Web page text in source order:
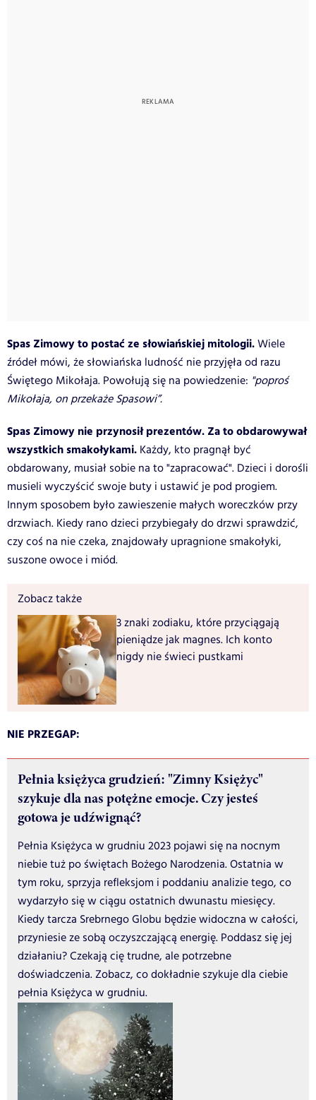
Spas Zimowy to postać ze słowiańskiej mitologii.Wiele
źródeł mówi, że słowiańska ludność nie przyjęła od razu
Świętego Mikołaja. Powołują się na powiedzenie: "poproś
Mikołaja, on przekaże Spasowi”.
Spas Zimowy nie przynosił prezentów. Za to obdarowywał
wszystkich smakołykami. Każdy, kto pragnął być
obdarowany, musiał sobie na to "zapracować". Dzieci i dorośli
musieli wyczyścić swoje buty i ustawić je pod progiem.
Innym sposobem było zawieszenie małych woreczków przy
drzwiach. Kiedy rano dzieci przybiegały do drzwi sprawdzić,
czy coś na nie czeka, znajdowały upragnione smakołyki,
suszone owoce i miód.
Zobacz także
3 znaki zodiaku, które przyciągają
pieniądze jak magnes. Ich konto
nigdy nie świeci pustkami
NIE PRZEGAP:
Pełnia księżyca grudzień: "Zimny Księżyc"
szykuje dla nas potężne emocje. Czy jesteś
gotowa je udźwignąć?
Pełnia Księżyca w grudniu 2023 pojawi się na nocnym
niebie tuż po świętach Bożego Narodzenia. Ostatnia w
tym roku, sprzyja refleksjom i poddaniu analizie tego, co
wydarzyło się w ciągu ostatnich dwunastu miesięcy.
Kiedy tarcza Srebrnego Globu będzie widoczna w całości,
przyniesie ze sobą oczyszczającą energię. Poddasz się jej
działaniu? Czekają cię trudne, ale potrzebne
doświadczenia. Zobacz, co dokładnie szykuje dla ciebie
pełnia Księżyca w grudniu.